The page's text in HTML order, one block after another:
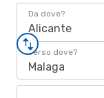
Da dove?
Alicante
Verso dove?
Malaga